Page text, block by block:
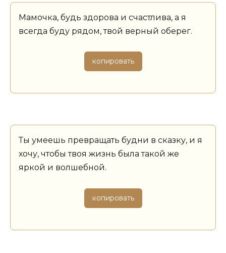
Мамочка, будь здорова и счастлива, а я
всегда буду рядом, твой верный оберег.
копировать
Ты умеешь превращать будни в сказку, и я
хочу, чтобы твоя жизнь была такой же
яркой и волшебной.
копировать